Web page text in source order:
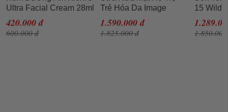
Ultra Facial Cream 28ml
(Không Hộp)
420.000 đ
600.000 đ
Trẻ Hóa Da Image
Ageless Total Facial
Cleanser 177ml
1.590.000 đ
1.825.000 đ
15 Wild
Cam Đỏ